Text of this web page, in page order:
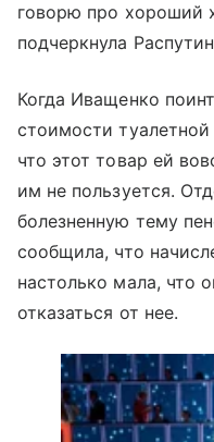
говорю про хороший
подчеркнула
Когда Иващенко
стоимости туалетной
что этот товар ей
им не пользуется.
болезненную тему
сообщила, что
настолько мала, что
отказаться от нее.